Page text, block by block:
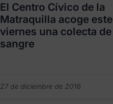
El Centro Cívico de la
Matraquilla acoge este
viernes una colecta de
sangre
27 de diciembre de 2016